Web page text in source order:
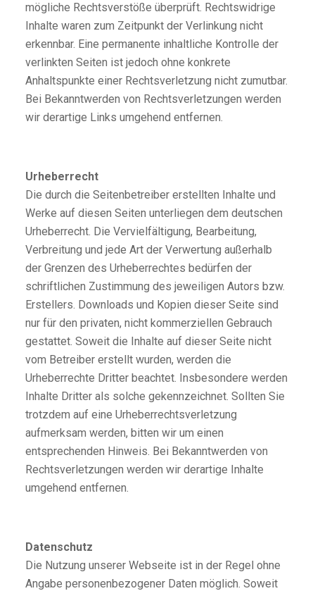
mögliche Rechtsverstöße überprüft. Rechtswidrige
Inhalte waren zum Zeitpunkt der Verlinkung nicht
erkennbar. Eine permanente inhaltliche Kontrolle der
verlinkten Seiten ist jedoch ohne konkrete
Anhaltspunkte einer Rechtsverletzung nicht zumutbar.
Bei Bekanntwerden von Rechtsverletzungen werden
wir derartige Links umgehend entfernen.
Urheberrecht
Die durch die Seitenbetreiber erstellten Inhalte und
Werke auf diesen Seiten unterliegen dem deutschen
Urheberrecht. Die Vervielfältigung, Bearbeitung,
Verbreitung und jede Art der Verwertung außerhalb
der Grenzen des Urheberrechtes bedürfen der
schriftlichen Zustimmung des jeweiligen Autors bzw.
Erstellers. Downloads und Kopien dieser Seite sind
nur für den privaten, nicht kommerziellen Gebrauch
gestattet. Soweit die Inhalte auf dieser Seite nicht
vom Betreiber erstellt wurden, werden die
Urheberrechte Dritter beachtet. Insbesondere werden
Inhalte Dritter als solche gekennzeichnet. Sollten Sie
trotzdem auf eine Urheberrechtsverletzung
aufmerksam werden, bitten wir um einen
entsprechenden Hinweis. Bei Bekanntwerden von
Rechtsverletzungen werden wir derartige Inhalte
umgehend entfernen.
Datenschutz
Die Nutzung unserer Webseite ist in der Regel ohne
Angabe personenbezogener Daten möglich. Soweit